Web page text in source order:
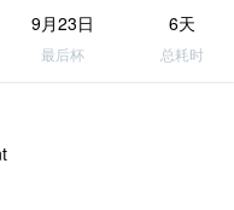
9月23日
最后杯
6天
总耗时